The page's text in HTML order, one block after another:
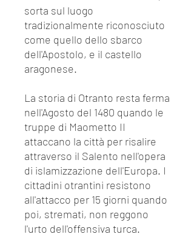
sorta sul luogo
tradizionalmente riconosciuto
come quello dello sbarco
dell'Apostolo, e il castello
aragonese.
La storia di Otranto resta ferma
nell'Agosto del 1480 quando le
truppe di Maometto II
attaccano la città per risalire
attraverso il Salento nell'opera
di islamizzazione dell'Europa. I
cittadini otrantini resistono
all'attacco per 15 giorni quando
poi, stremati, non reggono
l'urto dell'offensiva turca.